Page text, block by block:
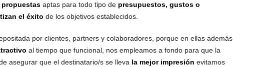
propuestas aptas para todo tipo de presupuestos, gustos o
el éxito de los objetivos establecidos.
por clientes, partners y colaboradores, porque en ellas además
al tiempo que funcional, nos empleamos a fondo para que la
asegurar que el destinatario/s se lleva la mejor impresión evitamos